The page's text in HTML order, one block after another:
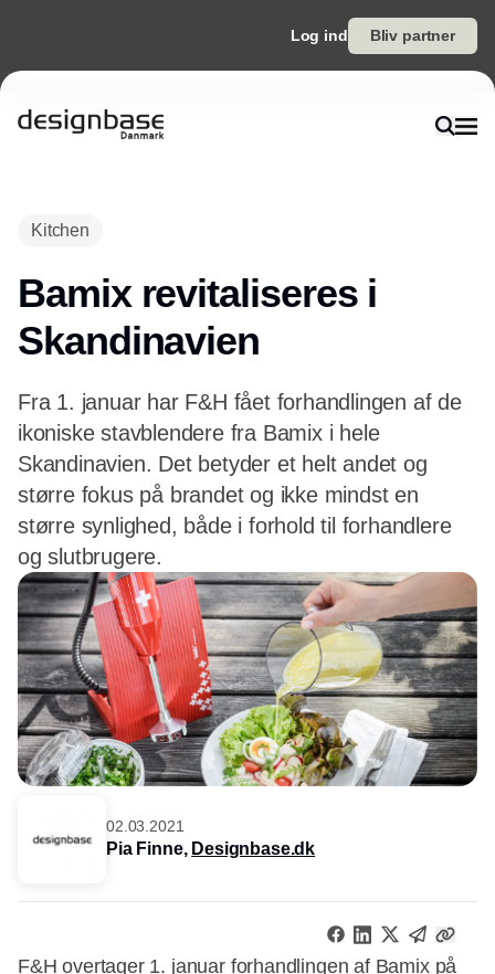
Log ind Bliv partner
Kitchen
Bamix revitaliseres i
Skandinavien
Fra 1. januar har F&H fået forhandlingen af de
ikoniske stavblendere fra Bamix i hele
Skandinavien. Det betyder et helt andet og
større fokus på brandet og ikke mindst en
større synlighed, både i forhold til forhandlere
og slutbrugere.
02.03.2021
Pia Finne, Designbase.dk
F&H overtager 1. januar forhandlingen af Bamix på